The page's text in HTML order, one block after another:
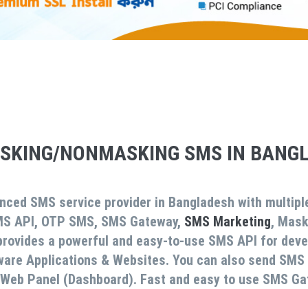
NONMASKING SMS IN
SMS service provider in Bangladesh with
API, OTP SMS, SMS Gateway, SMS Marketing,
a powerful and easy-to-use SMS API for
Applications & Websites. You can also send
Panel (Dashboard). Fast and easy to use SMS